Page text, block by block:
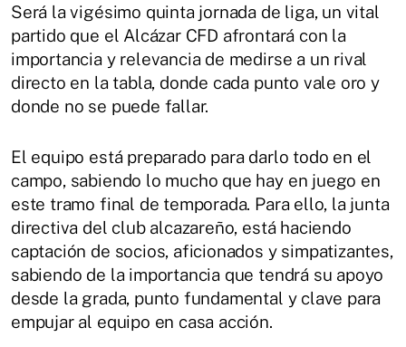
Será la vigésimo quinta jornada de liga, un vital
partido que el Alcázar CFD afrontará con la
importancia y relevancia de medirse a un rival
directo en la tabla, donde cada punto vale oro y
donde no se puede fallar.
El equipo está preparado para darlo todo en el
campo, sabiendo lo mucho que hay en juego en
este tramo final de temporada. Para ello, la junta
directiva del club alcazareño, está haciendo
captación de socios, aficionados y simpatizantes,
sabiendo de la importancia que tendrá su apoyo
desde la grada, punto fundamental y clave para
empujar al equipo en casa acción.